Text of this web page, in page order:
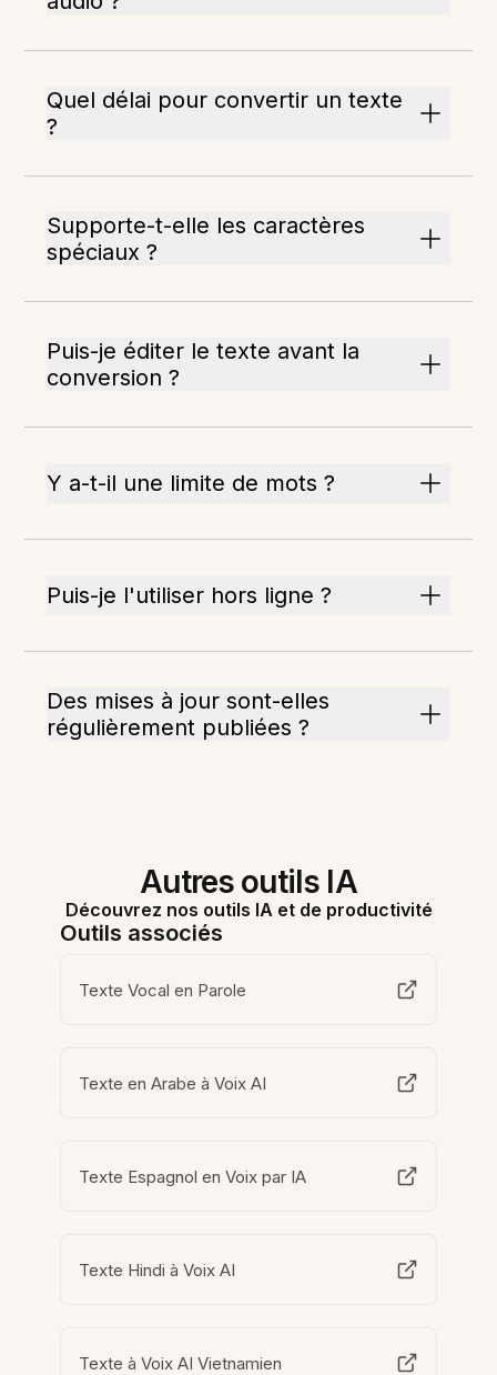
Quel délai pour convertir un texte
?
Supporte-t-elle les caractères
spéciaux ?
Puis-je éditer le texte avant la
conversion ?
Y a-t-il une limite de mots ?
Puis-je l'utiliser hors ligne ?
Des mises à jour sont-elles
régulièrement publiées ?
Autres outils IA
Découvrez nos outils IA et de productivité
Outils associés
Texte Vocal en Parole
Texte en Arabe à Voix AI
Texte Espagnol en Voix par IA
Texte Hindi à Voix AI
Texte à Voix AI Vietnamien